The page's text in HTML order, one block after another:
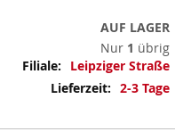
AUF LAGER
Nur 1 übrig
Mehr
Informationen
Leipziger Straße
2-3 Tage